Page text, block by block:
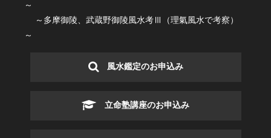
～
～多摩御陵、武蔵野御陵風水考Ⅲ（理氣風水で考察）
～
風水鑑定のお申込み
立命塾講座のお申込み